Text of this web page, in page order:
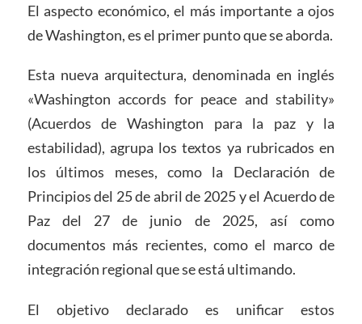
El aspecto económico, el más importante a ojos
de Washington, es el primer punto que se aborda.
Esta nueva arquitectura, denominada en inglés
«Washington accords for peace and stability»
(Acuerdos de Washington para la paz y la
estabilidad), agrupa los textos ya rubricados en
los últimos meses, como la Declaración de
Principios del 25 de abril de 2025 y el Acuerdo de
Paz del 27 de junio de 2025, así como
documentos más recientes, como el marco de
integración regional que se está ultimando.
El objetivo declarado es unificar estos